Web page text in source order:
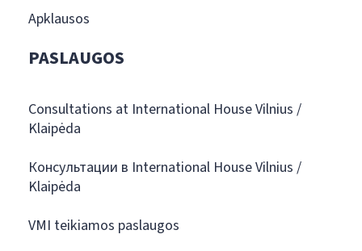
Apklausos
PASLAUGOS
Consultations at International House Vilnius /
Klaipėda
Консультации в International House Vilnius /
Klaipėda
VMI teikiamos paslaugos